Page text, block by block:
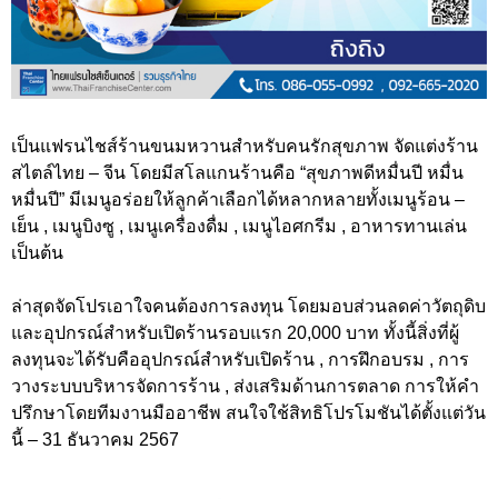
เป็นแฟรนไชส์ร้านขนมหวานสำหรับคนรักสุขภาพ จัดแต่งร้าน
สไตล์ไทย – จีน โดยมีสโลแกนร้านคือ “สุขภาพดีหมื่นปี หมื่น
หมื่นปี” มีเมนูอร่อยให้ลูกค้าเลือกได้หลากหลายทั้งเมนูร้อน –
เย็น , เมนูบิงซู , เมนูเครื่องดื่ม , เมนูไอศกรีม , อาหารทานเล่น
เป็นต้น
ล่าสุดจัดโปรเอาใจคนต้องการลงทุน โดยมอบส่วนลดค่าวัตถุดิบ
และอุปกรณ์สำหรับเปิดร้านรอบแรก 20,000 บาท ทั้งนี้สิ่งที่ผู้
ลงทุนจะได้รับคืออุปกรณ์สำหรับเปิดร้าน , การฝึกอบรม , การ
วางระบบบริหารจัดการร้าน , ส่งเสริมด้านการตลาด การให้คำ
ปรึกษาโดยทีมงานมืออาชีพ สนใจใช้สิทธิโปรโมชันได้ตั้งแต่วัน
นี้ – 31 ธันวาคม 2567